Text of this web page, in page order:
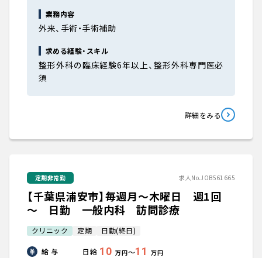
業務内容
外来、手術・手術補助
求める経験・スキル
整形外科の臨床経験6年以上、整形外科専門医必
須
詳細をみる
定期非常勤 求人No.JOB561665
【千葉県浦安市】毎週月～木曜日 週1回
～ 日勤 一般内科 訪問診療
クリニック 定期 日勤(終日)
給 与 日給 10 万円〜11 万円